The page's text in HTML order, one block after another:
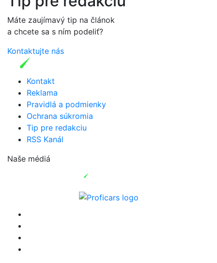
Máte zaujímavý tip na článok
a chcete sa s ním podeliť?
Kontaktujte nás
Kontakt
Reklama
Pravidlá a podmienky
Ochrana súkromia
Tip pre redakciu
RSS Kanál
Naše médiá